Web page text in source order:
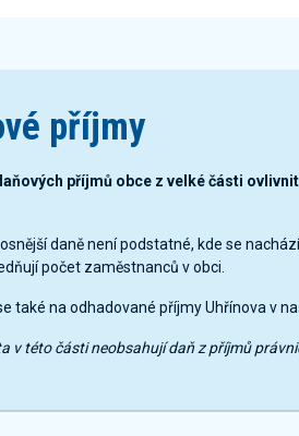
příjmy
příjmů obce z velké části
daně není podstatné, kde se
počet zaměstnanců v obci.
také na odhadované příjmy Uhřínova v
v této části neobsahují daň z příjmů